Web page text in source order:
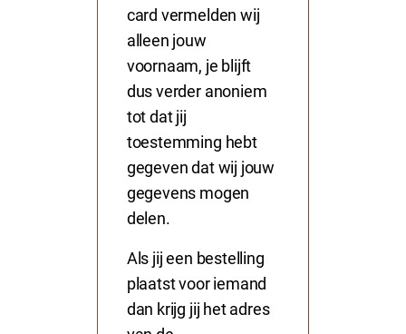
card vermelden wij
alleen jouw
voornaam, je blijft
dus verder anoniem
tot dat jij
toestemming hebt
gegeven dat wij jouw
gegevens mogen
delen.
Als jij een bestelling
plaatst voor iemand
dan krijg jij het adres